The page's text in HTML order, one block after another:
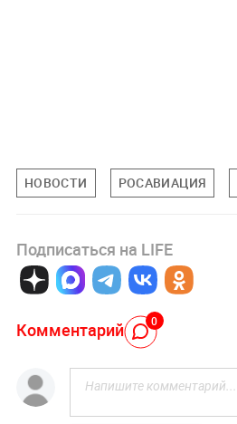
НОВОСТИ РОСАВИАЦИЯ
Подписаться на LIFE
Комментарий 0